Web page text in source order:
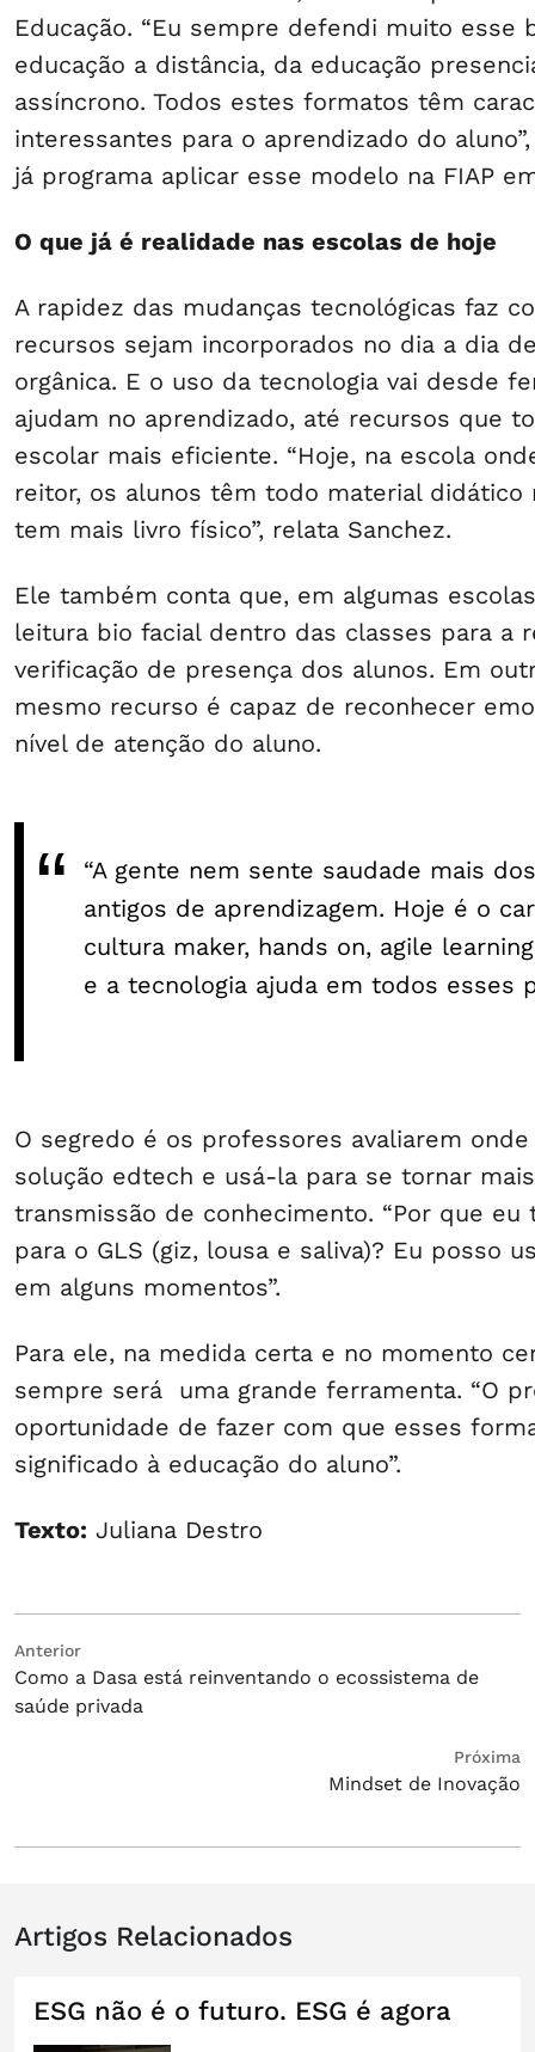
Educação. “Eu sempre defendi muito esse
educação a distância, da educação
assíncrono. Todos estes formatos têm
interessantes para o aprendizado do
já programa aplicar esse modelo na FIAP
O que já é realidade nas escolas de hoje
A rapidez das mudanças tecnológicas faz
recursos sejam incorporados no dia a dia
orgânica. E o uso da tecnologia vai desde
ajudam no aprendizado, até recursos que
escolar mais eficiente. “Hoje, na escola
reitor, os alunos têm todo material didático
tem mais livro físico”, relata Sanchez.
Ele também conta que, em algumas
leitura bio facial dentro das classes para a
verificação de presença dos alunos. Em
mesmo recurso é capaz de reconhecer
nível de atenção do aluno.
“A gente nem sente saudade mais
antigos de aprendizagem. Hoje é o
cultura maker, hands on, agile
e a tecnologia ajuda em todos esses
O segredo é os professores avaliarem
solução edtech e usá-la para se tornar
transmissão de conhecimento. “Por que eu
para o GLS (giz, lousa e saliva)? Eu posso
em alguns momentos”.
Para ele, na medida certa e no momento
sempre será uma grande ferramenta. “O
oportunidade de fazer com que esses
significado à educação do aluno”.
Texto: Juliana Destro
Navegação
de
Post
Anterior
Post
anterior:
Como a Dasa está reinventando o ecossistema de
saúde privada
Próxima
Mindset de Inovação
Artigos Relacionados
ESG não é o futuro. ESG é agora